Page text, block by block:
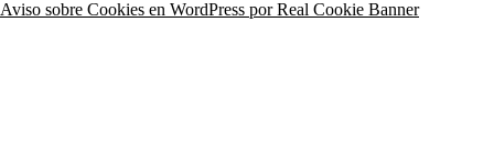
Aviso sobre Cookies en WordPress por Real Cookie Banner